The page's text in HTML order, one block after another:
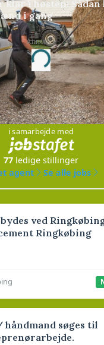
klar i høsten: Sådan
i gang
Annonce
Loading...
Jobs
i samarbejde med
77 ledige stillinger
agent
Se alle jobs
ved
Ringkøbing
søges til